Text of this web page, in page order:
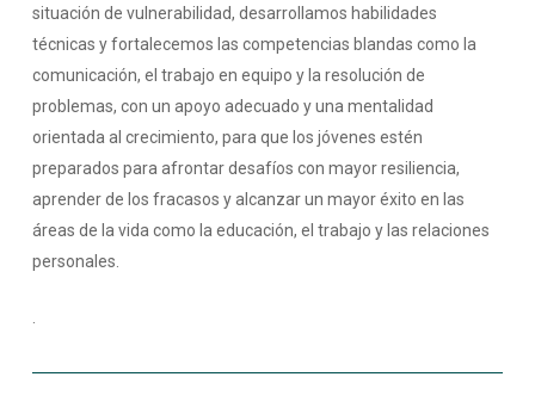
situación de vulnerabilidad, desarrollamos habilidades
técnicas y fortalecemos las competencias blandas como la
comunicación, el trabajo en equipo y la resolución de
problemas, con un apoyo adecuado y una mentalidad
orientada al crecimiento, para que los jóvenes estén
preparados para afrontar desafíos con mayor resiliencia,
aprender de los fracasos y alcanzar un mayor éxito en las
áreas de la vida como la educación, el trabajo y las relaciones
personales.